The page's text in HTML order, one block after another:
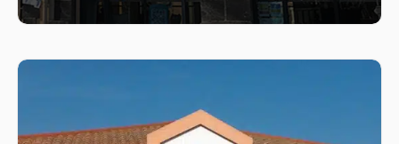
04 67 21 76 25